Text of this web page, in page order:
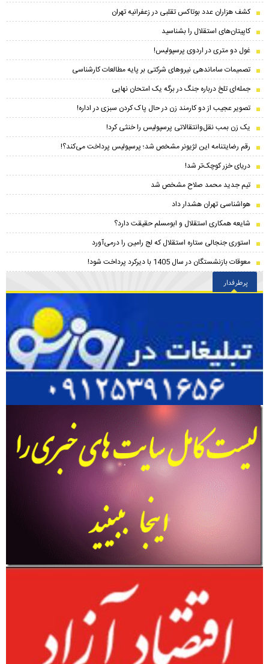
کشف هزاران عدد بوتاکس تقلبی در زعفرانیه تهران
کاپیتان‌های استقلال را بشناسید
غول دو متری در اردوی پرسپولیس!
تصمیمات ساماندهی نیروهای شرکتی بر پایه مطالعات کارشناسی
جمله‌ای تلخ درباره جنگ در برگه یک امتحان نهایی
تصویر عجیب از دو کارمند زن در حال پاک کردن سبزی در اداره!
یک زن بمب نقل‌وانتقالاتی پرسپولیس را خنثی کرد!
رقم رضایتنامه این لژیونر مشخص شد؛ پرسپولیس پرداخت می‌کند؟!
دریای خزر کوچک‌تر شد!
تیم جدید محمد صلاح مشخص شد
هواشناسی تهران هشدار داد
شایعه همکاری استقلال و ابومسلم حقیقت دارد؟
استوری جنجالی ستاره استقلال که لج رامین را درمی‌آورد
معوقات بازنشستگان در سال 1405 با دیرکرد پرداخت شود!
پرطرفدار